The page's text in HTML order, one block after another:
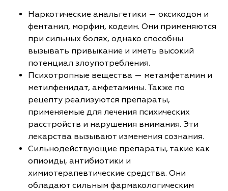
Наркотические анальгетики — оксикодон и
фентанил, морфин, кодеин. Они применяются
при сильных болях, однако способны
вызывать привыкание и иметь высокий
потенциал злоупотребления.
Психотропные вещества — метамфетамин и
метилфенидат, амфетамины. Также по
рецепту реализуются препараты,
применяемые для лечения психических
расстройств и нарушения внимания. Эти
лекарства вызывают изменения сознания.
Сильнодействующие препараты, такие как
опиоиды, антибиотики и
химиотерапевтические средства. Они
обладают сильным фармакологическим